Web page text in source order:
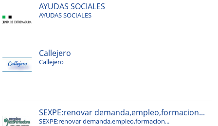
AYUDAS SOCIALES
AYUDAS SOCIALES
Callejero
Callejero
SEXPE:renovar demanda,empleo,formacion...
SEXPE:renovar demanda,empleo,formacion...